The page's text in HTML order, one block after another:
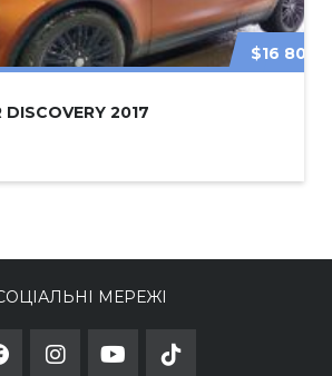
$16 800
DISCOVERY 2017
МЕРЕЖІ